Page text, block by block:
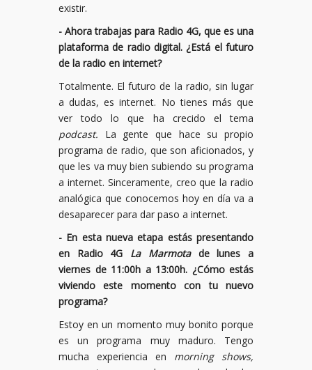
existir.
- Ahora trabajas para Radio 4G, que es una
plataforma de radio digital. ¿Está el futuro
de la radio en internet?
Totalmente. El futuro de la radio, sin lugar
a dudas, es internet. No tienes más que
ver todo lo que ha crecido el tema
podcast. La gente que hace su propio
programa de radio, que son aficionados, y
que les va muy bien subiendo su programa
a internet. Sinceramente, creo que la radio
analógica que conocemos hoy en día va a
desaparecer para dar paso a internet.
- En esta nueva etapa estás presentando
en Radio 4G La Marmotade lunes a
viernes de 11:00h a 13:00h. ¿Cómo estás
viviendo este momento con tu nuevo
programa?
Estoy en un momento muy bonito porque
es un programa muy maduro. Tengo
mucha experiencia en morning shows,